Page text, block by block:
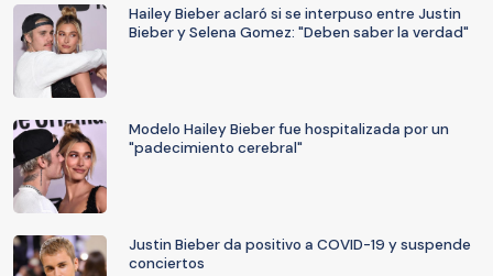
Hailey Bieber aclaró si se interpuso entre Justin
Bieber y Selena Gomez: "Deben saber la verdad"
Modelo Hailey Bieber fue hospitalizada por un
"padecimiento cerebral"
Justin Bieber da positivo a COVID-19 y suspende
conciertos